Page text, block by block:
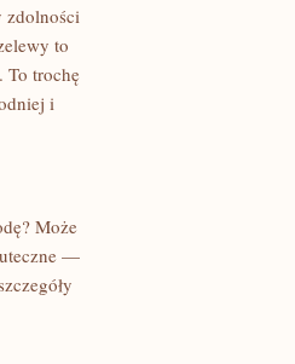
zdolności
to
To trochę
i
Może
—